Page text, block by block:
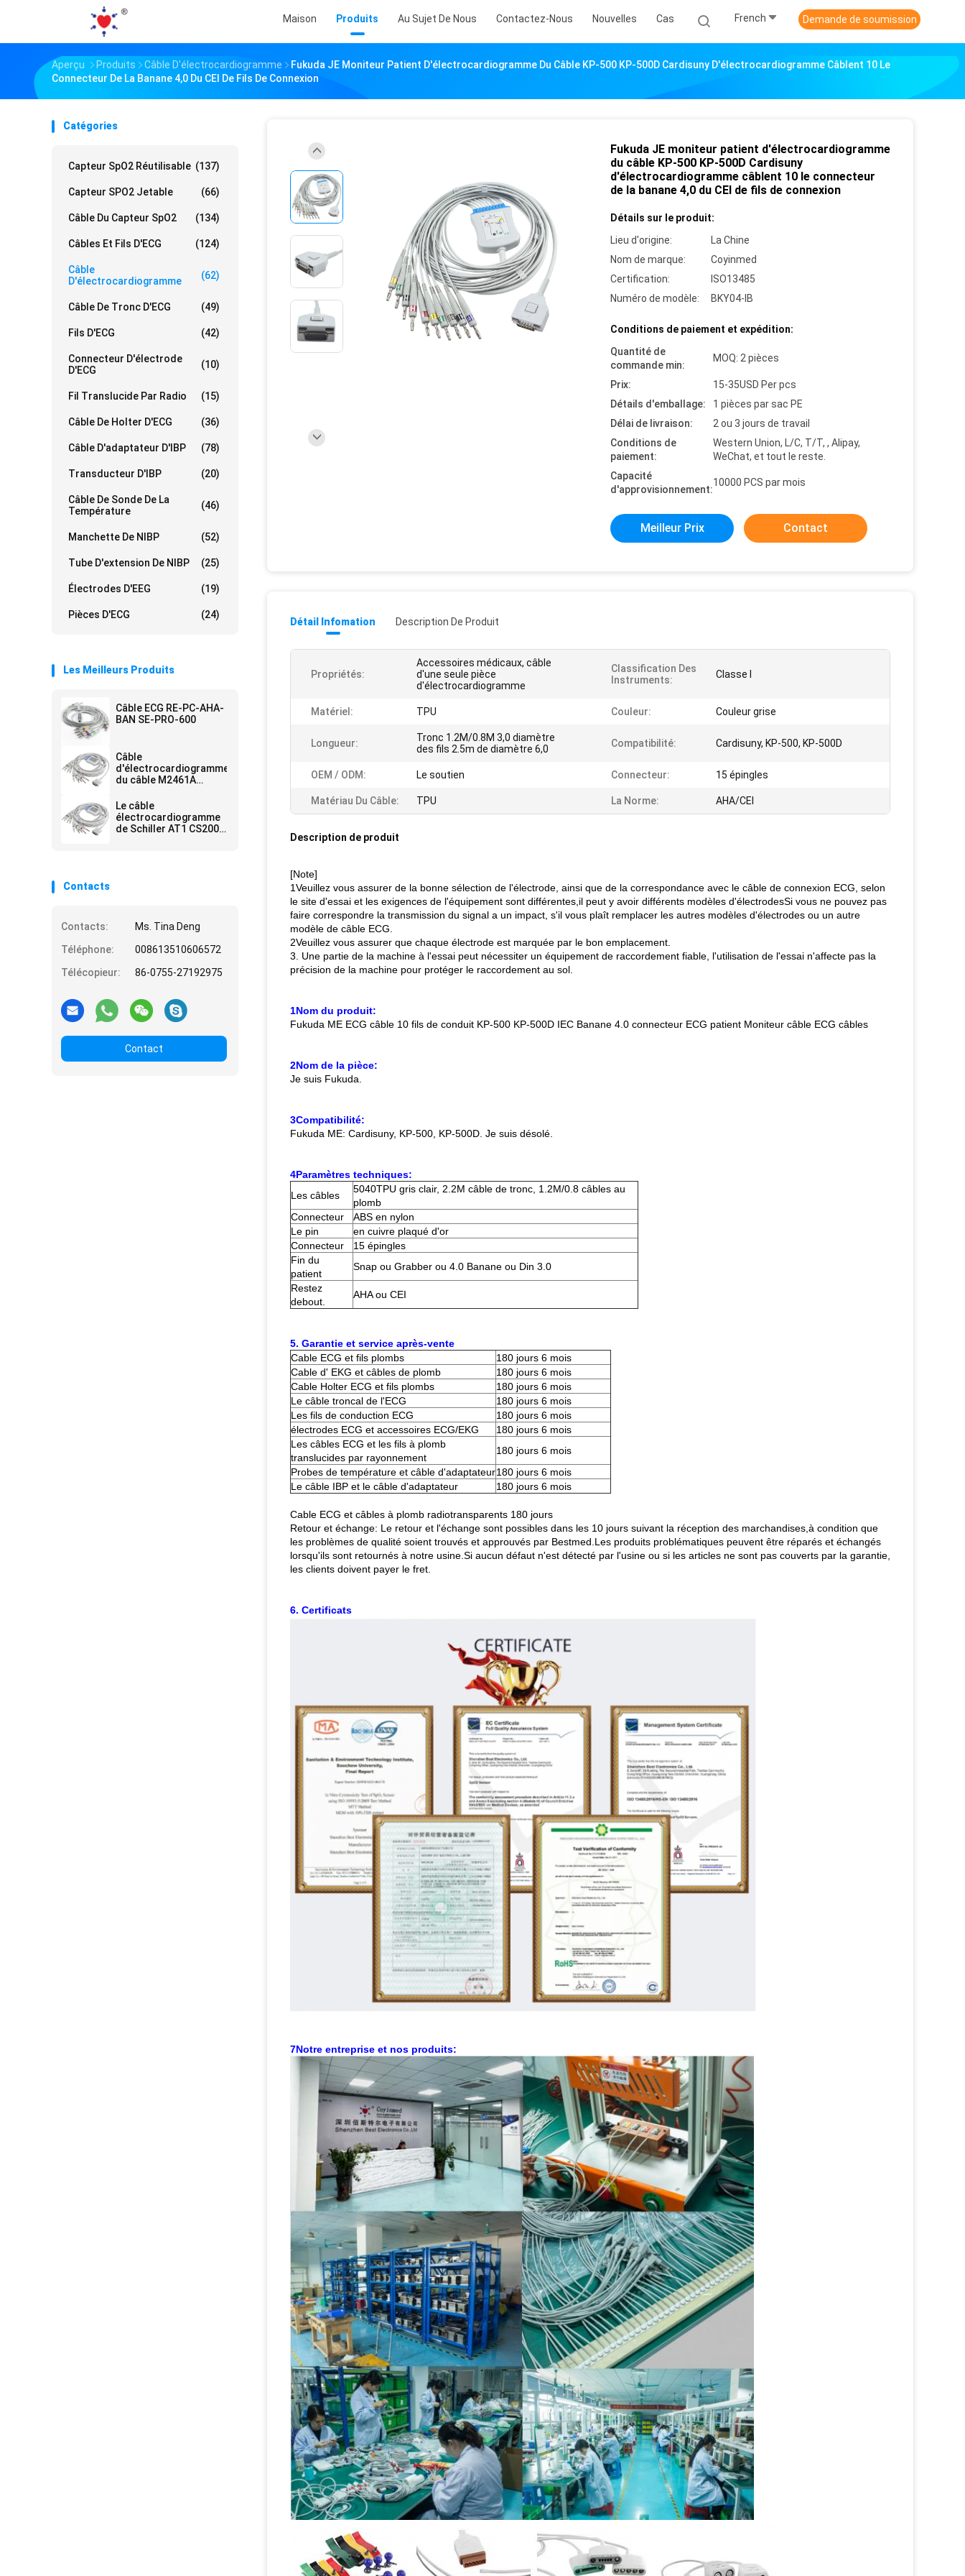
Maison Produits Au Sujet De Nous Contactez-Nous Nouvelles Cas French Demande de soumission
Aperçu Produits Câble D'électrocardiogramme
Fukuda JE Moniteur Patient D'électrocardiogramme Du Câble KP-500 KP-500D Cardisuny D'électrocardiogramme Câblent 10 Le
Connecteur De La Banane 4,0 Du CEI De Fils De Connexion
Catégories
Capteur SpO2 Réutilisable (137)
Capteur SPO2 Jetable (66)
Câble Du Capteur SpO2 (134)
Câbles Et Fils D'ECG (124)
Câble
D'électrocardiogramme
(62)
Câble De Tronc D'ECG (49)
Fils D'ECG (42)
Connecteur D'électrode
D'ECG
(10)
Fil Translucide Par Radio (15)
Câble De Holter D'ECG (36)
Câble D'adaptateur D'IBP (78)
Transducteur D'IBP (20)
Câble De Sonde De La
Température
(46)
Manchette De NIBP (52)
Tube D'extension De NIBP (25)
Électrodes D'EEG (19)
Pièces D'ECG (24)
Les Meilleurs Produits
Câble ECG RE-PC-AHA-
BAN SE-PRO-600
Câble
d'électrocardiogramme
du câble M2461A
d'électrocardiogramme
de PH HP et banane 4,0
du CEI de Pin des fils 15
Le câble
électrocardiogramme
de Schiller AT1 CS200
Contacts
Contacts:
Ms. Tina Deng
Téléphone:
008613510606572
Télécopieur:
86-0755-27192975
Contact
Fukuda JE moniteur patient d'électrocardiogramme
du câble KP-500 KP-500D Cardisuny
d'électrocardiogramme câblent 10 le connecteur
de la banane 4,0 du CEI de fils de connexion
Détails sur le produit:
Lieu d'origine:
La Chine
Nom de marque:
Coyinmed
Certification:
ISO13485
Numéro de modèle:
BKY04-IB
Conditions de paiement et expédition:
Quantité de
commande min:
MOQ: 2 pièces
Prix:
15-35USD Per pcs
Détails d'emballage:
1 pièces par sac PE
Délai de livraison:
2 ou 3 jours de travail
Conditions de
paiement:
Western Union, L/C, T/T, , Alipay,
WeChat, et tout le reste.
Capacité
d'approvisionnement:
10000 PCS par mois
Meilleur Prix Contact
Détail Infomation Description De Produit
Propriétés:
Accessoires médicaux, câble
d'une seule pièce
d'électrocardiogramme
Classification Des
Instruments:
Classe I
Matériel: TPU Couleur: Couleur grise
Longueur:
Tronc 1.2M/0.8M 3,0 diamètre
des fils 2.5m de diamètre 6,0
Compatibilité: Cardisuny, KP-500, KP-500D
OEM / ODM: Le soutien Connecteur: 15 épingles
Matériau Du Câble: TPU La Norme: AHA/CEI
Description de produit
[Note]
1Veuillez vous assurer de la bonne sélection de l'électrode, ainsi que de la correspondance avec le câble de connexion ECG, selon
le site d'essai et les exigences de l'équipement sont différentes,il peut y avoir différents modèles d'électrodesSi vous ne pouvez pas
faire correspondre la transmission du signal a un impact, s'il vous plaît remplacer les autres modèles d'électrodes ou un autre
modèle de câble ECG.
2Veuillez vous assurer que chaque électrode est marquée par le bon emplacement.
3. Une partie de la machine à l'essai peut nécessiter un équipement de raccordement fiable, l'utilisation de l'essai n'affecte pas la
précision de la machine pour protéger le raccordement au sol.
1Nom du produit:
Fukuda ME ECG câble 10 fils de conduit KP-500 KP-500D IEC Banane 4.0 connecteur ECG patient Moniteur câble ECG câbles
2Nom de la pièce:
Je suis Fukuda.
3Compatibilité:
Fukuda ME: Cardisuny, KP-500, KP-500D. Je suis désolé.
4Paramètres techniques:
Les câbles
5040TPU gris clair, 2.2M câble de tronc, 1.2M/0.8 câbles au
plomb
Connecteur
ABS en nylon
Le pin
en cuivre plaqué d'or
Connecteur
15 épingles
Fin du
patient
Snap ou Grabber ou 4.0 Banane ou Din 3.0
Restez
debout.
AHA ou CEI
5. Garantie et service après-vente
Cable ECG et fils plombs
180 jours 6 mois
Cable d' EKG et câbles de plomb
180 jours 6 mois
Cable Holter ECG et fils plombs
180 jours 6 mois
Le câble troncal de l'ECG
180 jours 6 mois
Les fils de conduction ECG
180 jours 6 mois
électrodes ECG et accessoires ECG/EKG
180 jours 6 mois
Les câbles ECG et les fils à plomb
translucides par rayonnement
180 jours 6 mois
Probes de température et câble d'adaptateur180 jours 6 mois
Le câble IBP et le câble d'adaptateur
180 jours 6 mois
Cable ECG et câbles à plomb radiotransparents 180 jours
Retour et échange: Le retour et l'échange sont possibles dans les 10 jours suivant la réception des marchandises,à condition que
les problèmes de qualité soient trouvés et approuvés par Bestmed.Les produits problématiques peuvent être réparés et échangés
lorsqu'ils sont retournés à notre usine.Si aucun défaut n'est détecté par l'usine ou si les articles ne sont pas couverts par la garantie,
les clients doivent payer le fret.
6. Certificats
7Notre entreprise et nos produits: